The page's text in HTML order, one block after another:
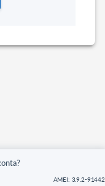
AMEI: 3.9.2-91442